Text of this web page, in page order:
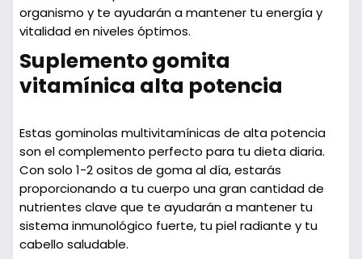
organismo y te ayudarán a mantener tu energía y
vitalidad en niveles óptimos.
Suplemento gomita
vitamínica alta potencia
Estas gominolas multivitamínicas de alta potencia
son el complemento perfecto para tu dieta diaria.
Con solo 1-2 ositos de goma al día, estarás
proporcionando a tu cuerpo una gran cantidad de
nutrientes clave que te ayudarán a mantener tu
sistema inmunológico fuerte, tu piel radiante y tu
cabello saludable.